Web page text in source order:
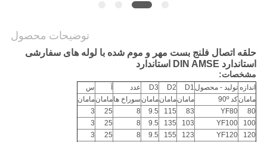
توضیحات محصول
حلقه اتصال فلنج بست مهر و موم شده با لوله های سفارشی
استاندارد DIN AMSE استاندارد
مشخصات:
اندازه تولید - محصول D1
D2
D3 عدد
س
مامانکد 90º مامانمامانمامان سوراخ هامامانمامان
80
YF80
83
115
9.5
8
25
3
100
YF100
103
135
9.5
8
25
3
120
YF120
123
155
9.5
8
25
3